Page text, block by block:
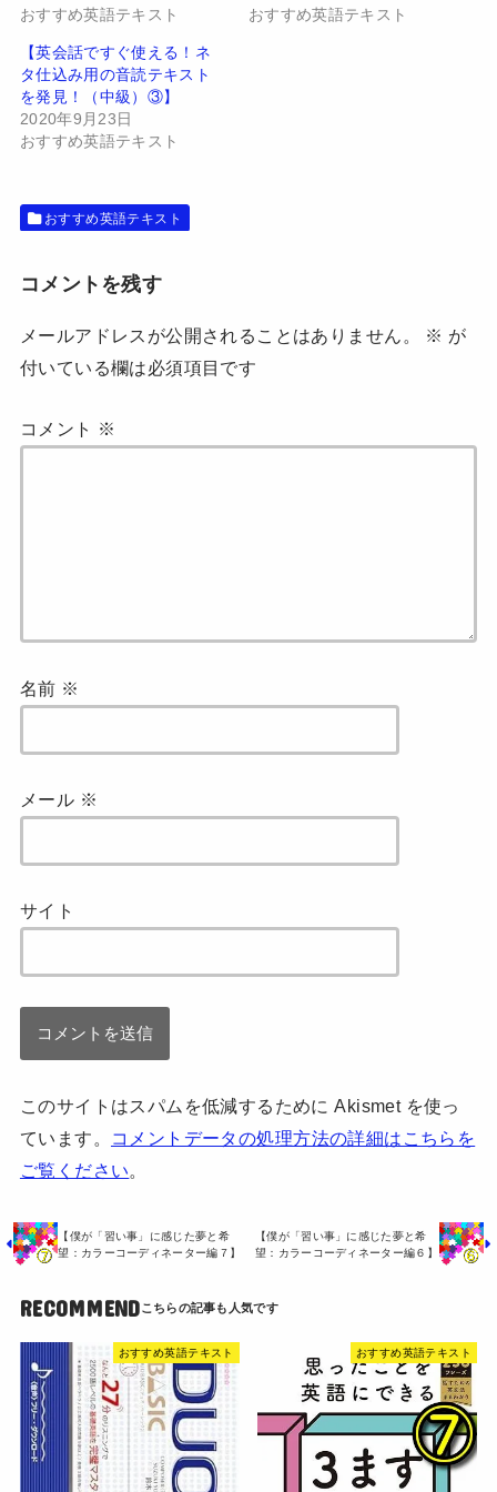
(
新
い
ウ
ィ
ン
ド
ウ
で
開
)
リ
ッ
し
て
く
だ
さ
い
(
新
ィ
ン
ド
開
き
す
おすすめ英語テキスト
おすすめ英語テキスト
【英会話ですぐ使える！ネ
タ仕込み用の音読テキスト
を発見！（中級）③】
2020年9月23日
おすすめ英語テキスト
おすすめ英語テキスト
コメントを残す
メールアドレスが公開されることはありません。 ※ が
付いている欄は必須項目です
コメント ※
名前 ※
メール ※
サイト
このサイトはスパムを低減するために Akismet を使っ
ています。
コメントデータの処理方法の詳細はこちらを
ご覧ください。
【僕が「習い事」に感じた夢と希
望：カラーコーディネーター編７】
【僕が「習い事」に感じた夢と希
望：カラーコーディネーター編６】
RECOMMEND
おすすめ英語テキスト おすすめ英語テキスト